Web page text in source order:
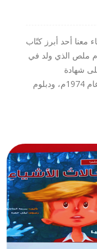
معنا أحد أبرز كتّاب
ملص الذي ولد في
حصل على شهادة